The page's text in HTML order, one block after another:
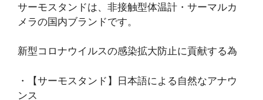
サーモスタンドは、非接触型体温計・サーマルカ
メラの国内ブランドです。
新型コロナウイルスの感染拡大防止に貢献する為
・【サーモスタンド】日本語による自然なアナウ
ンス